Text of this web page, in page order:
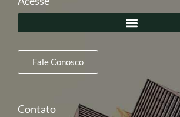
Fale Conosco
Contato